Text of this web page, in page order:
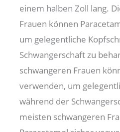
einem halben Zoll lang.
Frauen können
um gelegentliche
Schwangerschaft zu
schwangeren Frauen
verwenden, um
während der
meisten schwangeren